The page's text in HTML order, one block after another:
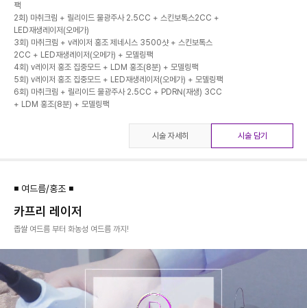
팩
2회) 마취크림 + 릴리이드 물광주사 2.5CC + 스킨보톡스2CC +
LED재생레이저(오메가)
3회) 마취크림 + v레이저 홍조 제네시스 3500샷 + 스킨보톡스
2CC + LED재생레이저(오메가) + 모델링팩
4회) v레이저 홍조 집중모드 + LDM 홍조(8분) + 모델링팩
5회) v레이저 홍조 집중모드 + LED재생레이저(오메가) + 모델링팩
6회) 마취크림 + 릴리이드 물광주사 2.5CC + PDRN(재생) 3CC
시술 자세히 시술 담기
◾ 여드름/홍조 ◾
카프리 레이저
좁쌀 여드름 부터 화농성 여드름 까지!